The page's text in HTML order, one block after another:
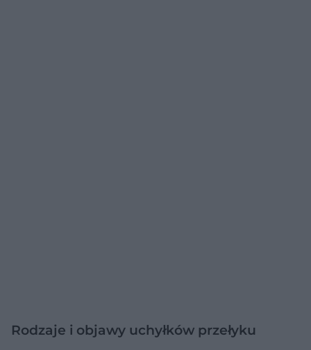
Rodzaje i objawy uchyłków przełyku